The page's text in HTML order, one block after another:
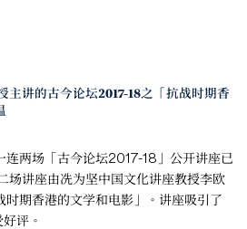
主讲的古今论坛2017-18之「抗战时期香
连两场「古今论坛2017-18」公开讲座已
场讲座由冼为坚中国文化讲座教授李欧
期香港的文学和电影」。讲座吸引了
评。